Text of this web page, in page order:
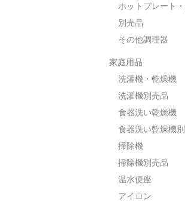
ホットプレート
別売品
その他調理器
家庭用品
洗濯機・乾燥機
洗濯機別売品
食器洗い乾燥機
食器洗い乾燥機
掃除機
掃除機別売品
温水便座
アイロン